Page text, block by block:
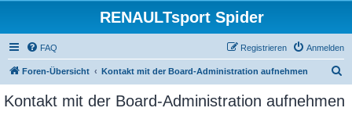
RENAULTsport Spider
FAQ Anmelden
Registrieren
Foren-Übersicht Kontakt mit der Board-Administration aufnehmen
c
Kontakt mit der Board-Administration aufnehmen